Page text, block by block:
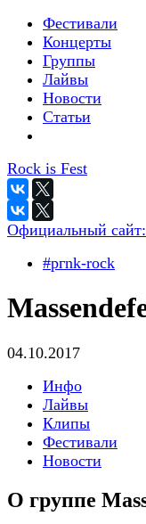
Фестивали
Концерты
Группы
Лайвы
Новости
Статьи
Rock is Fest
Официальный сайт:
#pгnk-roсk
04.10.2017
Инфо
Лайвы
Клипы
Фестивали
Новости
О группе